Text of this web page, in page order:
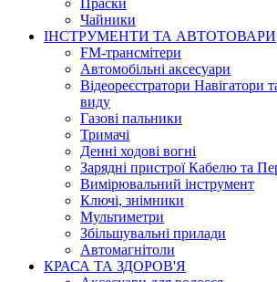
Праски
Чайники
ІНСТРУМЕНТИ ТА АВТОТОВАРИ
FM-трансмітери
Автомобільні аксесуари
Відеореєстратори Навігатори
виду
Газові пальники
Тримачі
Денні ходові вогні
Зарядні пристрої Кабелю та
Вимірювальний інструмент
Ключі, знімники
Мультиметри
Збільшувальні прилади
Автомагнітоли
КРАСА ТА ЗДОРОВ'Я